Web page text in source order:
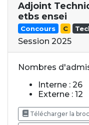
Adjoint
etbs ensei
Concours C
Session 2025
Nombres
Interne : 26
Externe : 12
Télécharger la